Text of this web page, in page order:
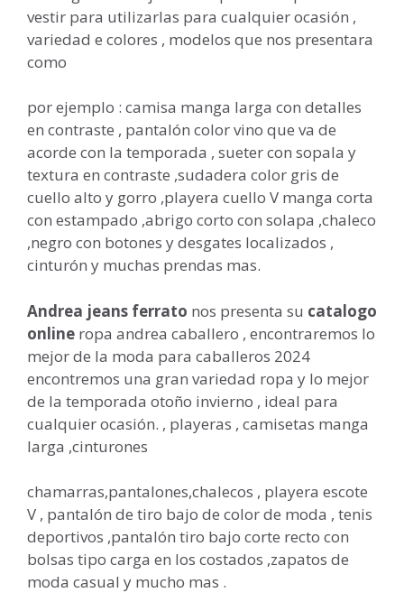
vestir para utilizarlas para cualquier ocasión ,
variedad e colores , modelos que nos presentara
como
por ejemplo : camisa manga larga con detalles
en contraste , pantalón color vino que va de
acorde con la temporada , sueter con sopala y
textura en contraste ,sudadera color gris de
cuello alto y gorro ,playera cuello V manga corta
con estampado ,abrigo corto con solapa ,chaleco
,negro con botones y desgates localizados ,
cinturón y muchas prendas mas.
Andrea jeans ferrato nos presenta su catalogo
online ropa andrea caballero , encontraremos lo
mejor de la moda para caballeros 2024
encontremos una gran variedad ropa y lo mejor
de la temporada otoño invierno , ideal para
cualquier ocasión. , playeras , camisetas manga
larga ,cinturones
chamarras,pantalones,chalecos , playera escote
V , pantalón de tiro bajo de color de moda , tenis
deportivos ,pantalón tiro bajo corte recto con
bolsas tipo carga en los costados ,zapatos de
moda casual y mucho mas .